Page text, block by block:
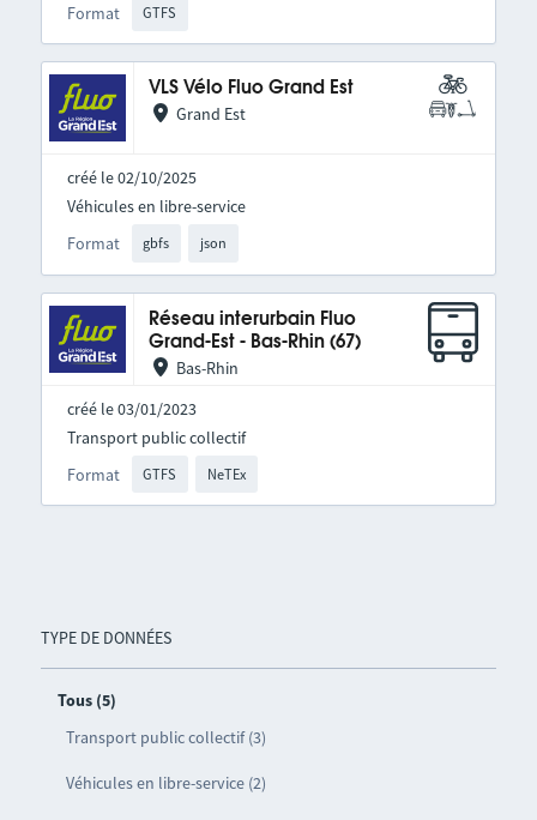
TYPE DE DONNÉES
Tous (5)
Transport public collectif (3)
Véhicules en libre-service (2)
Format GTFS
VLS Vélo Fluo Grand Est
Grand Est
créé le 02/10/2025
Format gbfs json
Véhicules en libre-service
Réseau interurbain Fluo
Grand-Est - Bas-Rhin (67)
Bas-Rhin
créé le 03/01/2023
Format GTFS NeTEx
Transport public collectif